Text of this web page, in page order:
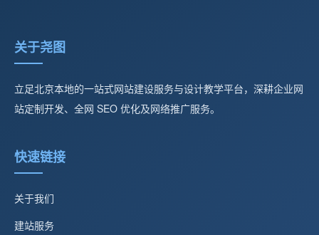
关于尧图
立足北京本地的一站式网站建设服务与设计教学平台，深耕企业网
站定制开发、全网 SEO 优化及网络推广服务。
快速链接
关于我们
建站服务